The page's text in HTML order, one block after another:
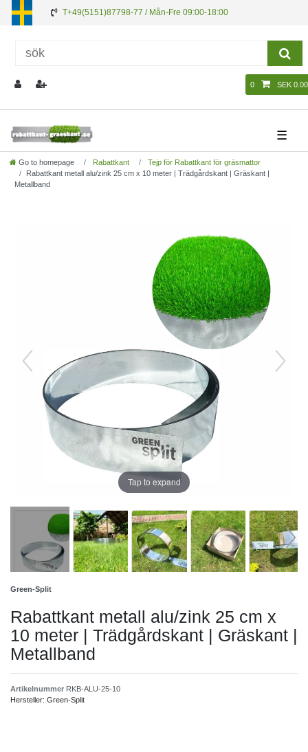
T+49(5151)87798-77 / Mån-Fre 09:00-18:00
0 SEK 0.00
☰
Go to homepage Rabattkant
Tejp för Rabattkant för gräsmattor
Rabattkant metall alu/zink 25 cm x 10 meter | Trädgårdskant | Gräskant |
Metallband
Tap to expand
Green-Split
Rabattkant metall alu/zink 25 cm x
10 meter | Trädgårdskant | Gräskant |
Metallband
Artikelnummer RKB-ALU-25-10
Hersteller: Green-Split